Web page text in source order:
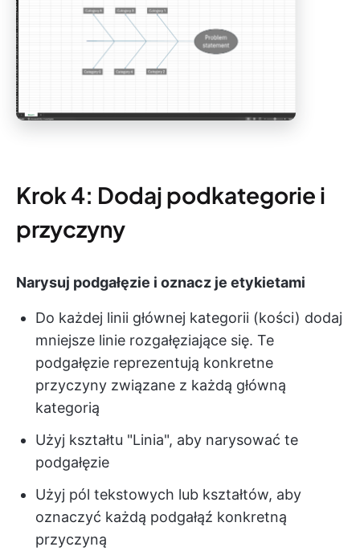
Krok 4: Dodaj podkategorie i
przyczyny
Narysuj podgałęzie i oznacz je etykietami
Do każdej linii głównej kategorii (kości) dodaj
mniejsze linie rozgałęziające się. Te
podgałęzie reprezentują konkretne
przyczyny związane z każdą główną
kategorią
Użyj kształtu "Linia", aby narysować te
podgałęzie
Użyj pól tekstowych lub kształtów, aby
oznaczyć każdą podgałąź konkretną
przyczyną